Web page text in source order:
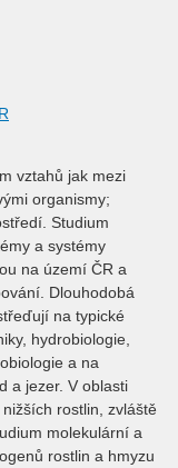
vztahů jak mezi
organismy;
Studium
a systémy
na území ČR a
Dlouhodobá
na typické
hydrobiologie,
a na
a jezer. V oblasti
rostlin, zvláště
molekulární a
rostlin a hmyzu